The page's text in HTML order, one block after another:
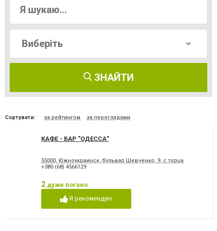
ЗНАЙТИ
Сортувати: за рейтингом за переглядами
КАФЕ - БАР "ОДЕССА"
55000, Южноукраинск, бульвар Шевченко, 9, с торца
+380 (68) 4566129
2 дуже погано
Я рекомендую